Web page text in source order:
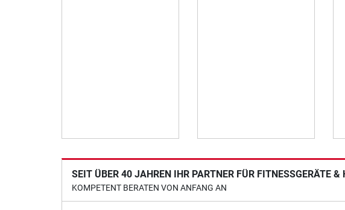
SEIT ÜBER 40 JAHREN IHR PARTNER FÜR FITNESSGERÄTE &
KOMPETENT BERATEN VON ANFANG AN